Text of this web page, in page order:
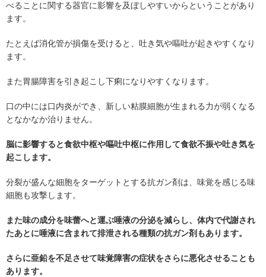
べることに関する器官に影響を及ぼしやすいからということがあり
ます。
たとえば消化管が損傷を受けると、吐き気や嘔吐が起きやすくなり
ます。
また胃腸障害を引き起こし下痢になりやすくなります。
口の中には口内炎ができ、新しい粘膜細胞が生まれる力が弱くなる
となかなか治りません。
脳に影響すると食欲中枢や嘔吐中枢に作用して食欲不振や吐き気を
起こします。
分裂が盛んな細胞をターゲットとする抗ガン剤は、味覚を感じる味
細胞も攻撃します。
また味の成分を味蕾へと運ぶ唾液の分泌を減らし、体内で代謝され
たあとに唾液に含まれて排泄される種類の抗ガン剤もあります。
さらに亜鉛を不足させて味覚障害の症状をさらに悪化させることも
あります。